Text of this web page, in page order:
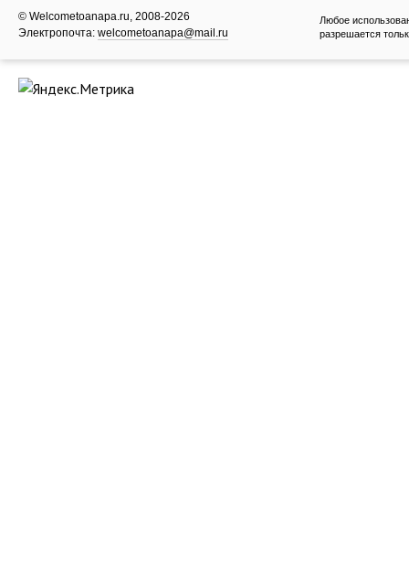
© Welcometoanapa.ru, 2008-2026
Электропочта: welcometoanapa@mail.ru
Любое
разрешается